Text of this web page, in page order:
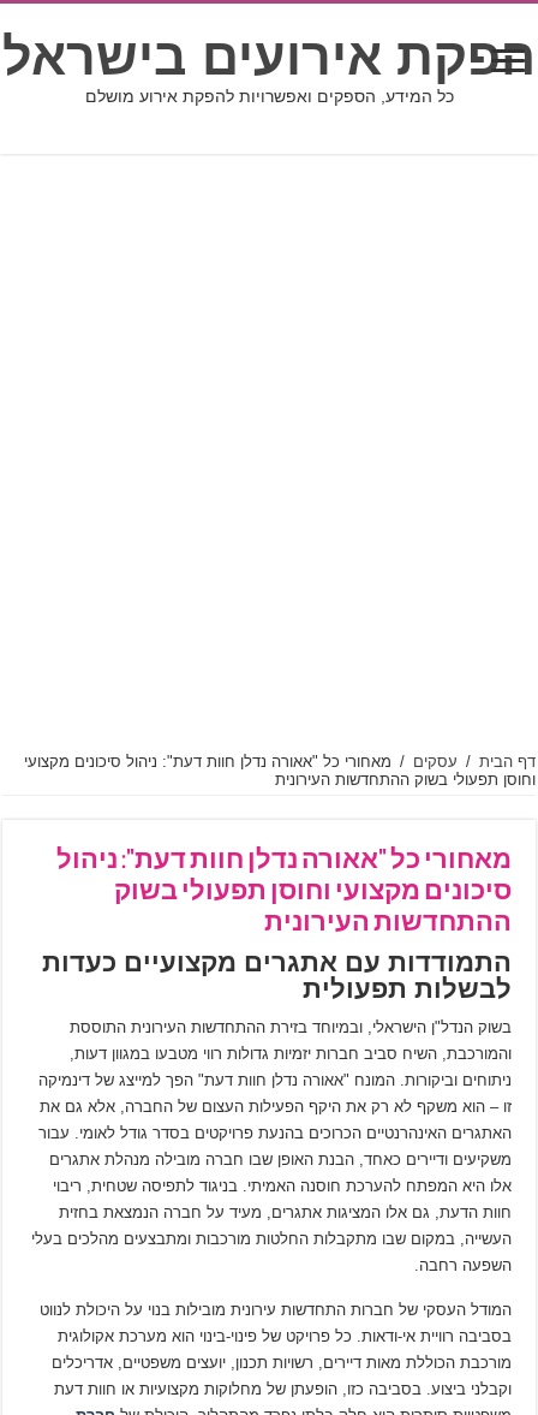
הפקת אירועים בישראל
כל המידע, הספקים ואפשרויות להפקת אירוע מושלם
דף הבית / עסקים / מאחורי כל "אאורה נדלן חוות דעת": ניהול סיכונים מקצועי
וחוסן תפעולי בשוק ההתחדשות העירונית
מאחורי כל "אאורה נדלן חוות דעת": ניהול
סיכונים מקצועי וחוסן תפעולי בשוק
ההתחדשות העירונית
התמודדות עם אתגרים מקצועיים כעדות
לבשלות תפעולית
בשוק הנדל"ן הישראלי, ובמיוחד בזירת ההתחדשות העירונית התוססת
והמורכבת, השיח סביב חברות יזמיות גדולות רווי מטבעו במגוון דעות,
ניתוחים וביקורות. המונח "אאורה נדלן חוות דעת" הפך למייצג של דינמיקה
זו – הוא משקף לא רק את היקף הפעילות העצום של החברה, אלא גם את
האתגרים האינהרנטיים הכרוכים בהנעת פרויקטים בסדר גודל לאומי. עבור
משקיעים ודיירים כאחד, הבנת האופן שבו חברה מובילה מנהלת אתגרים
אלו היא המפתח להערכת חוסנה האמיתי. בניגוד לתפיסה שטחית, ריבוי
חוות הדעת, גם אלו המציגות אתגרים, מעיד על חברה הנמצאת בחזית
העשייה, במקום שבו מתקבלות החלטות מורכבות ומתבצעים מהלכים בעלי
השפעה רחבה.
המודל העסקי של חברות התחדשות עירונית מובילות בנוי על היכולת לנווט
בסביבה רוויית אי-ודאות. כל פרויקט של פינוי-בינוי הוא מערכת אקולוגית
מורכבת הכוללת מאות דיירים, רשויות תכנון, יועצים משפטיים, אדריכלים
וקבלני ביצוע. בסביבה כזו, הופעתן של מחלוקות מקצועיות או חוות דעת